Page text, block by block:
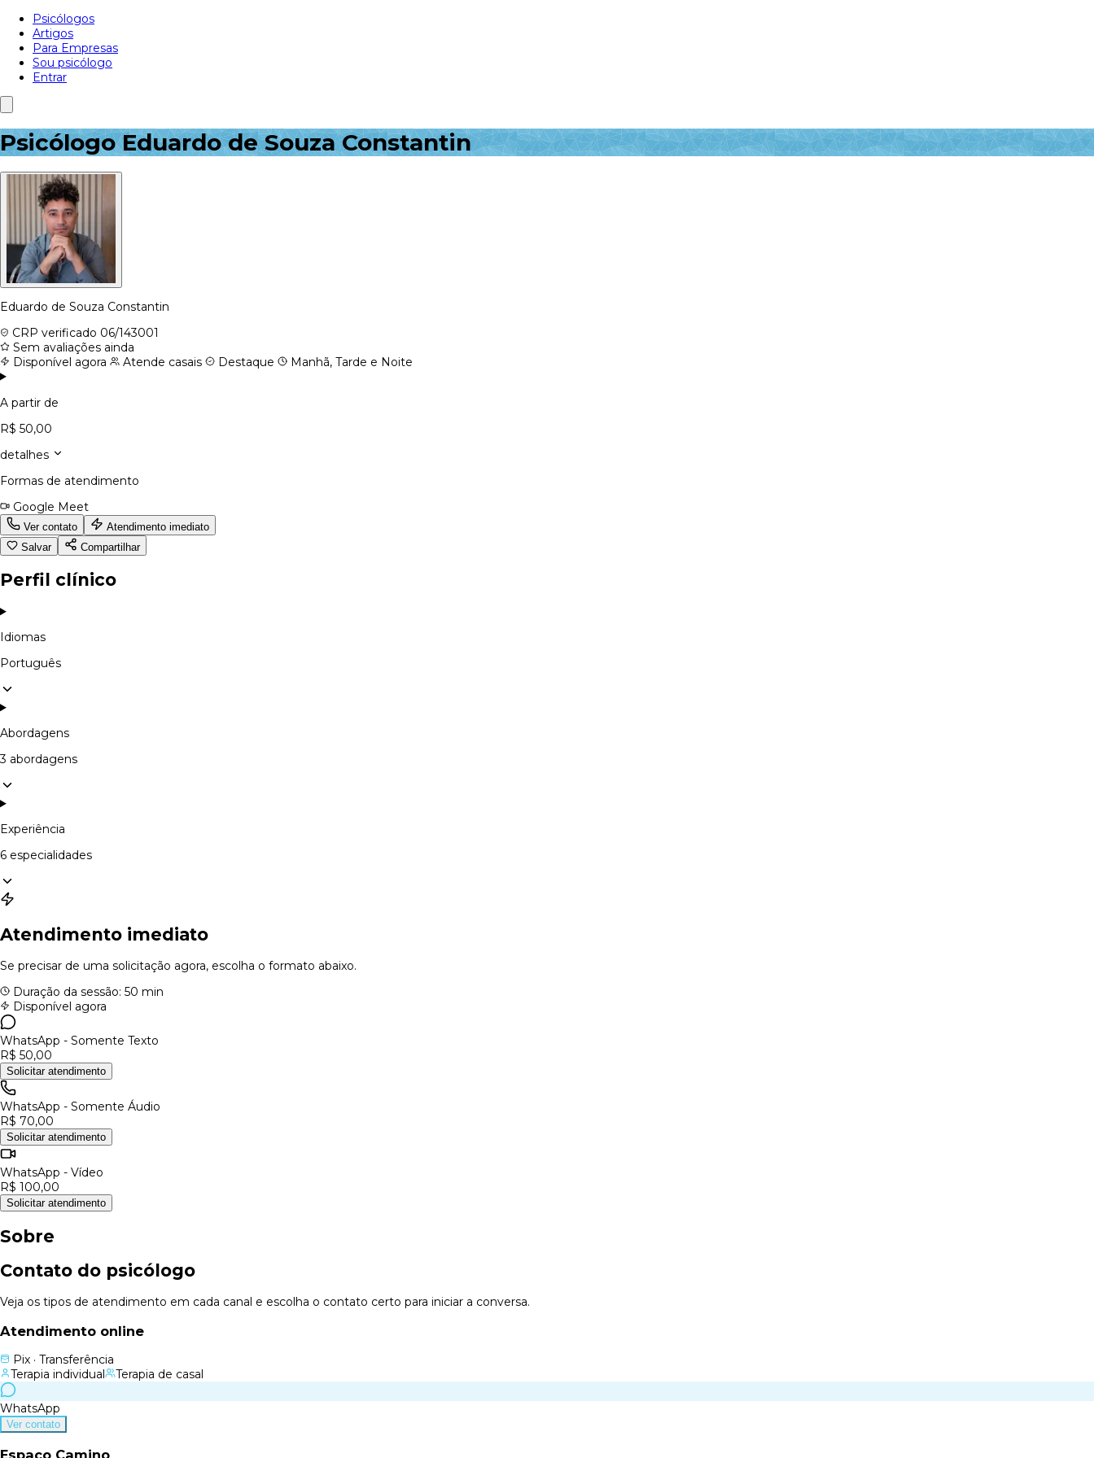
Psicólogos
Artigos
Para Empresas
Sou psicólogo
Entrar
Psicólogo Eduardo de Souza Constantin
Eduardo de Souza Constantin
CRP verificado 06/143001
Sem avaliações ainda
Disponível agora
Atende casais Destaque Manhã, Tarde e Noite
A partir de
R$ 50,00
detalhes
Formas de atendimento
Google Meet
Ver contato
Atendimento imediato
Salvar
Compartilhar
Perfil clínico
Idiomas
Português
Abordagens
3 abordagens
Experiência
6 especialidades
Atendimento imediato
Se precisar de uma solicitação agora, escolha o formato abaixo.
Duração da sessão: 50 min
Disponível agora
WhatsApp - Somente Texto
R$ 50,00
Solicitar atendimento
WhatsApp - Somente Áudio
R$ 70,00
Solicitar atendimento
WhatsApp - Vídeo
R$ 100,00
Solicitar atendimento
Sobre
Contato do psicólogo
Veja os tipos de atendimento em cada canal e escolha o contato certo para iniciar a conversa.
Atendimento online
Pix · Transferência
Terapia individual
Terapia de casal
WhatsApp
Ver contato
Espaço Camino